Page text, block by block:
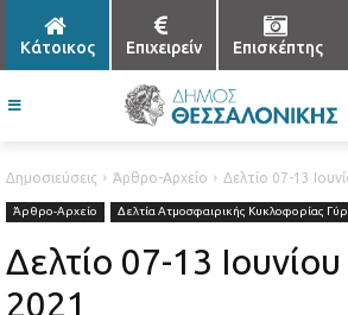
Κάτοικος Επιχειρείν Επισκέπτης
Δημοσιεύσεις Άρθρο-Αρχείο Δελτίο 07-13
Άρθρο-Αρχείο Δελτία Ατμοσφαιρικής Κυκλοφορίας
Δελτίο 07-13 Ιουνίου
2021